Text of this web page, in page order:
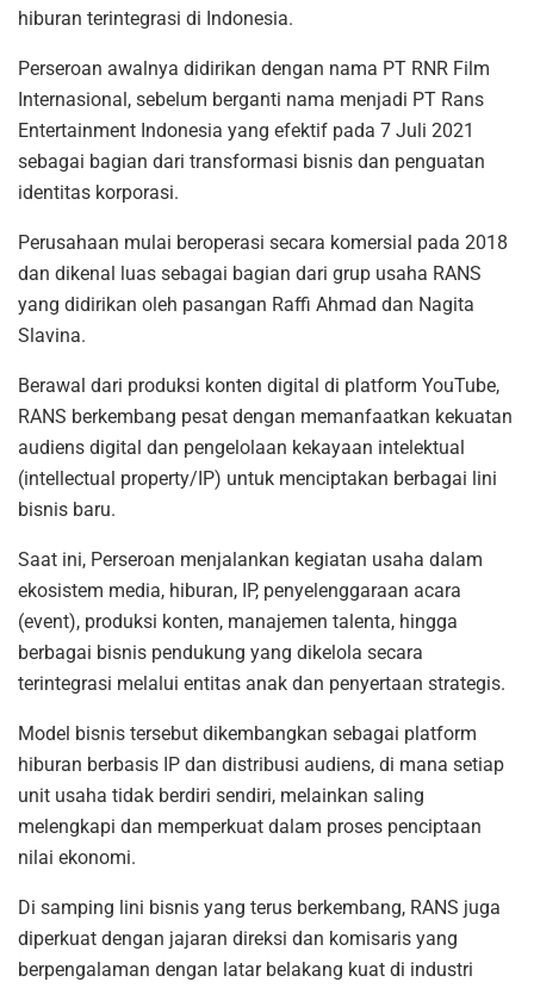
hiburan terintegrasi di Indonesia.
Perseroan awalnya didirikan dengan nama PT RNR Film
Internasional, sebelum berganti nama menjadi PT Rans
Entertainment Indonesia yang efektif pada 7 Juli 2021
sebagai bagian dari transformasi bisnis dan penguatan
identitas korporasi.
Perusahaan mulai beroperasi secara komersial pada 2018
dan dikenal luas sebagai bagian dari grup usaha RANS
yang didirikan oleh pasangan Raffi Ahmad dan Nagita
Slavina.
Berawal dari produksi konten digital di platform YouTube,
RANS berkembang pesat dengan memanfaatkan kekuatan
audiens digital dan pengelolaan kekayaan intelektual
(intellectual property/IP) untuk menciptakan berbagai lini
bisnis baru.
Saat ini, Perseroan menjalankan kegiatan usaha dalam
ekosistem media, hiburan, IP, penyelenggaraan acara
(event), produksi konten, manajemen talenta, hingga
berbagai bisnis pendukung yang dikelola secara
terintegrasi melalui entitas anak dan penyertaan strategis.
Model bisnis tersebut dikembangkan sebagai platform
hiburan berbasis IP dan distribusi audiens, di mana setiap
unit usaha tidak berdiri sendiri, melainkan saling
melengkapi dan memperkuat dalam proses penciptaan
nilai ekonomi.
Di samping lini bisnis yang terus berkembang, RANS juga
diperkuat dengan jajaran direksi dan komisaris yang
berpengalaman dengan latar belakang kuat di industri